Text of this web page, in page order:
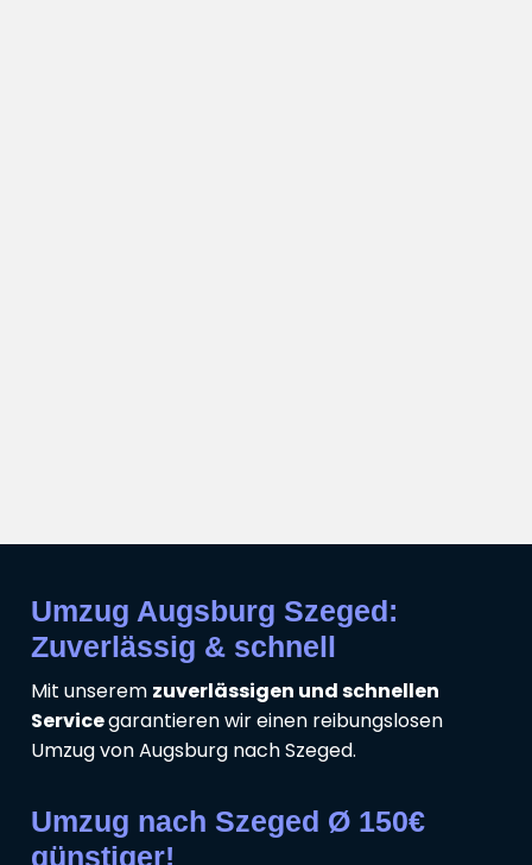
Umzug Augsburg Szeged:
Zuverlässig & schnell
Mit unserem zuverlässigen und schnellen
Servicegarantieren wir einen reibungslosen
Umzug von Augsburg nach Szeged.
Umzug nach Szeged Ø 150€
günstiger!